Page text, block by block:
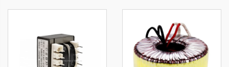
Sambreelbord
Transformator Audio
Uitset Toroidale
Transformator